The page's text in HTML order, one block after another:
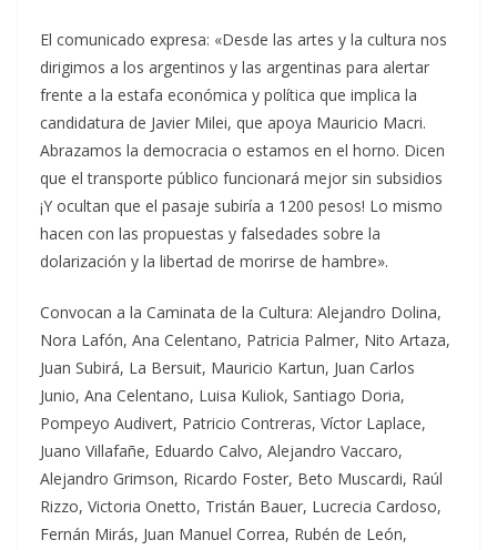
El comunicado expresa: «Desde las artes y la cultura nos
dirigimos a los argentinos y las argentinas para alertar
frente a la estafa económica y política que implica la
candidatura de Javier Milei, que apoya Mauricio Macri.
Abrazamos la democracia o estamos en el horno. Dicen
que el transporte público funcionará mejor sin subsidios
¡Y ocultan que el pasaje subiría a 1200 pesos! Lo mismo
hacen con las propuestas y falsedades sobre la
dolarización y la libertad de morirse de hambre».
Convocan a la Caminata de la Cultura: Alejandro Dolina,
Nora Lafón, Ana Celentano, Patricia Palmer, Nito Artaza,
Juan Subirá, La Bersuit, Mauricio Kartun, Juan Carlos
Junio, Ana Celentano, Luisa Kuliok, Santiago Doria,
Pompeyo Audivert, Patricio Contreras, Víctor Laplace,
Juano Villafañe, Eduardo Calvo, Alejandro Vaccaro,
Alejandro Grimson, Ricardo Foster, Beto Muscardi, Raúl
Rizzo, Victoria Onetto, Tristán Bauer, Lucrecia Cardoso,
Fernán Mirás, Juan Manuel Correa, Rubén de León,